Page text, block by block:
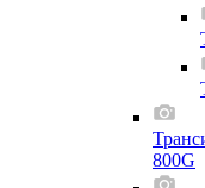
800G